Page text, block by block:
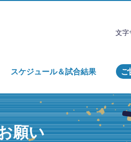
スケジュール＆試合結果
文字
願い